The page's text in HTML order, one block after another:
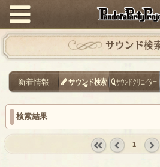
サウンド検
新着情報 サウンド検索 サウンドクリエイター
検索結果
1